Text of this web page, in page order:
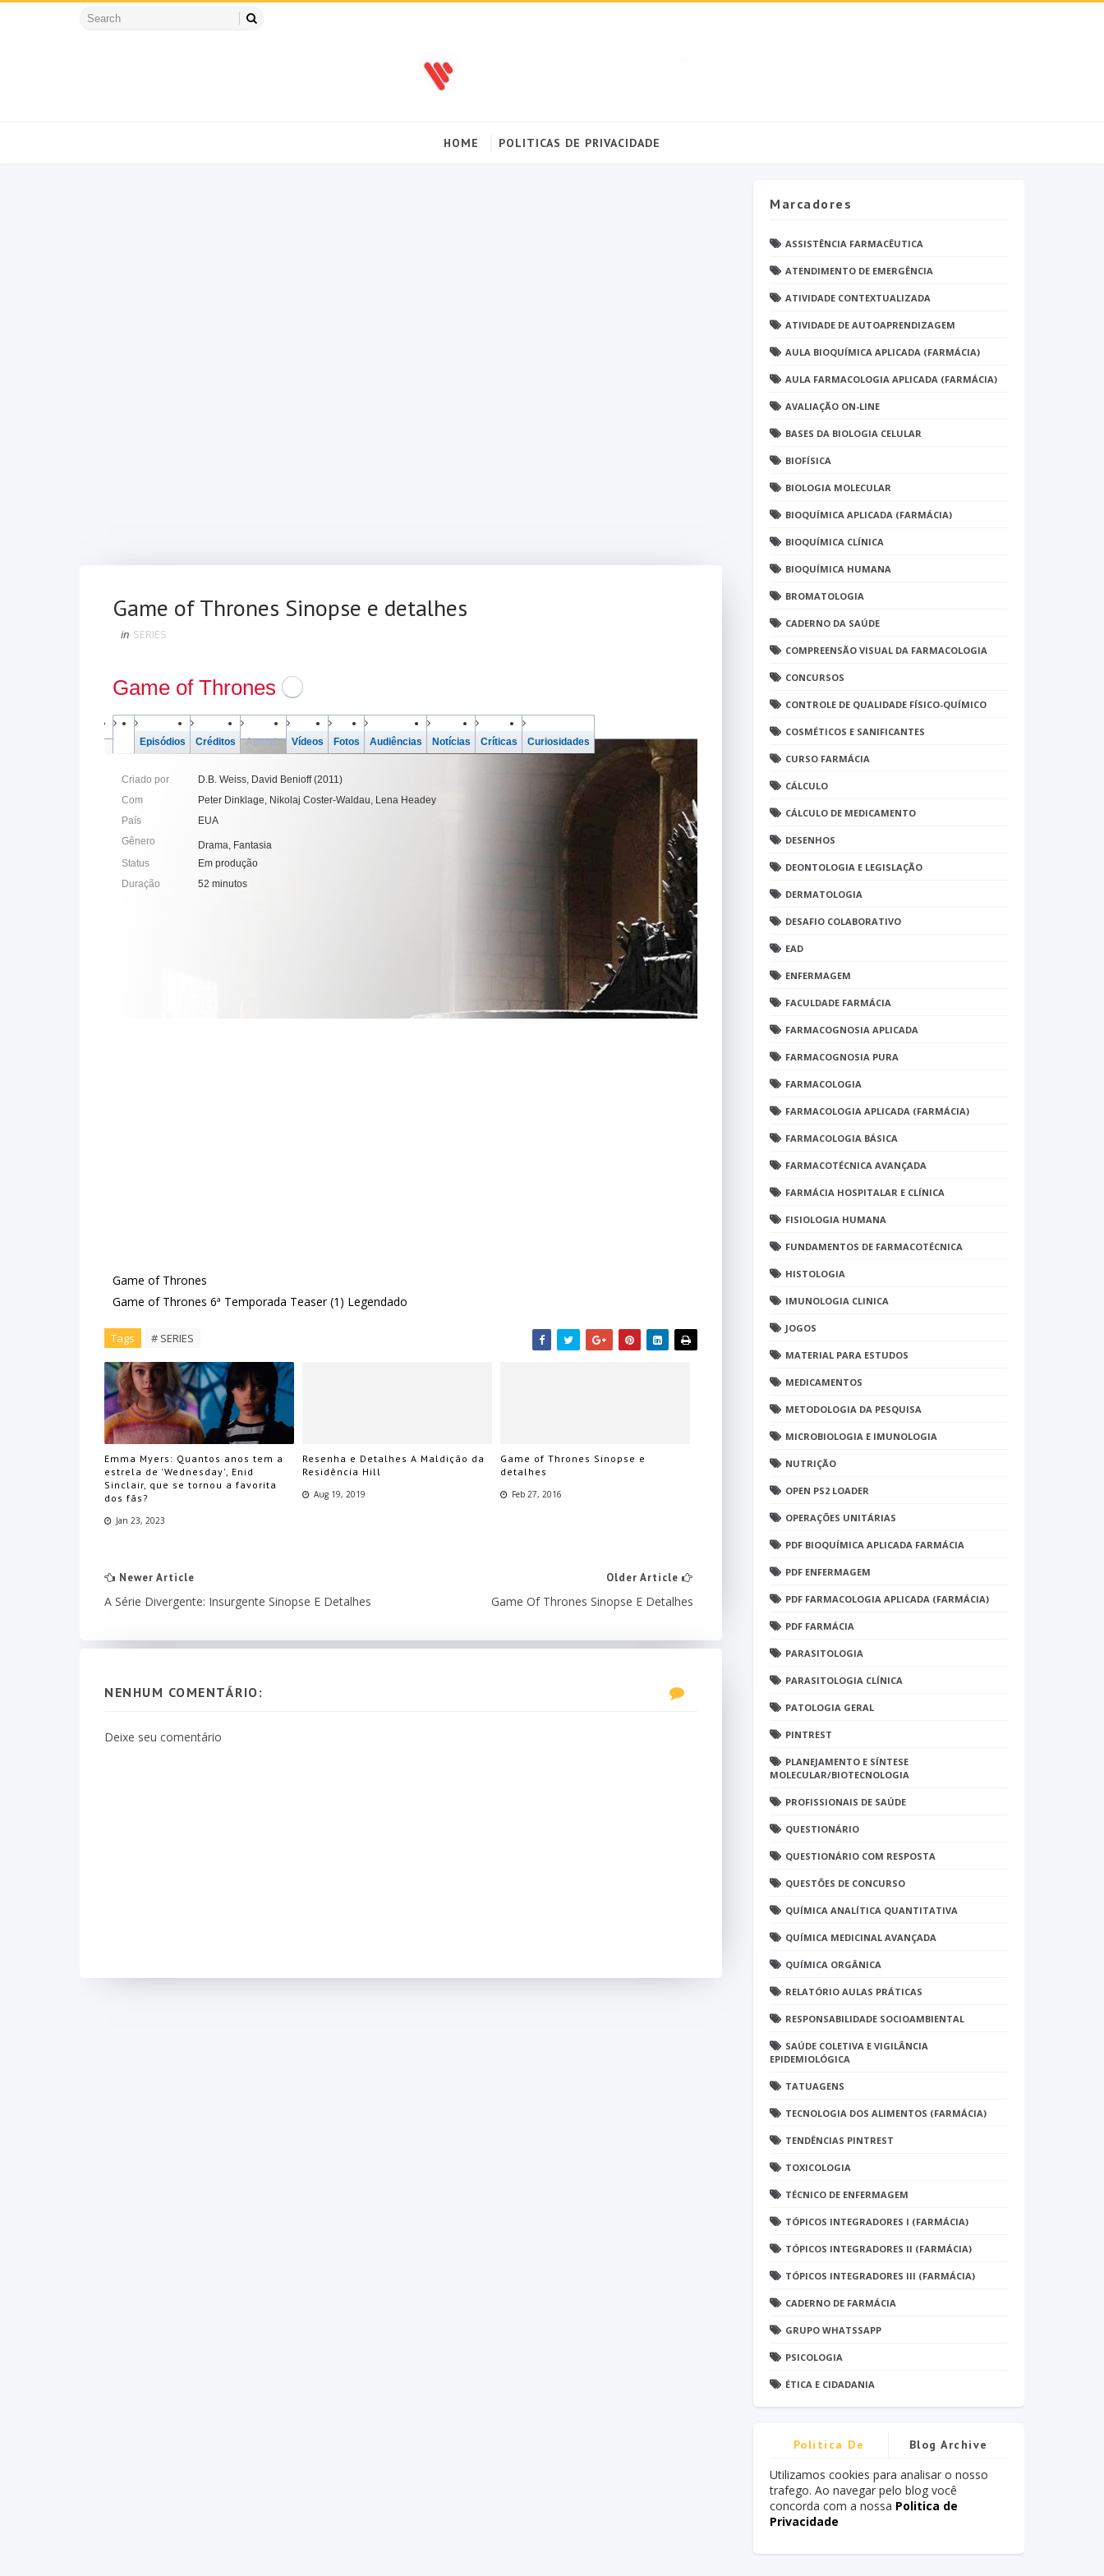
HOME POLITICAS DE PRIVACIDADE
Game of Thrones Sinopse e detalhes
in SERIES
Game of Thrones
Episódios Créditos Agenda Vídeos Fotos Audiências Notícias Críticas Curiosidades
Criado por D.B. Weiss, David Benioff(2011)
Com
Peter Dinklage, Nikolaj Coster-Waldau, Lena Headey
País
EUA
Gênero
Drama, Fantasia
Status
Em produção
Duração
52 minutos
Game of Thrones
Game of Thrones 6ª Temporada Teaser (1) Legendado
Tags # SERIES
Emma Myers: Quantos anos tem a
estrela de 'Wednesday', Enid
Sinclair, que se tornou a favorita
dos fãs?
Jan 23, 2023
Resenha e Detalhes A Maldição da
Residência Hill
Aug 19, 2019
Game of Thrones Sinopse e
detalhes
Feb 27, 2016
Newer Article
A Série Divergente: Insurgente Sinopse E Detalhes
Older Article
Game Of Thrones Sinopse E Detalhes
NENHUM COMENTÁRIO:
Deixe seu comentário
Marcadores
ASSISTÊNCIA FARMACÊUTICA
ATENDIMENTO DE EMERGÊNCIA
ATIVIDADE CONTEXTUALIZADA
ATIVIDADE DE AUTOAPRENDIZAGEM
AULA BIOQUÍMICA APLICADA (FARMÁCIA)
AULA FARMACOLOGIA APLICADA (FARMÁCIA)
AVALIAÇÃO ON-LINE
BASES DA BIOLOGIA CELULAR
BIOFÍSICA
BIOLOGIA MOLECULAR
BIOQUÍMICA APLICADA (FARMÁCIA)
BIOQUÍMICA CLÍNICA
BIOQUÍMICA HUMANA
BROMATOLOGIA
CADERNO DA SAÚDE
COMPREENSÃO VISUAL DA FARMACOLOGIA
CONCURSOS
CONTROLE DE QUALIDADE FÍSICO-QUÍMICO
COSMÉTICOS E SANIFICANTES
CURSO FARMÁCIA
CÁLCULO
CÁLCULO DE MEDICAMENTO
DESENHOS
DEONTOLOGIA E LEGISLAÇÃO
DERMATOLOGIA
DESAFIO COLABORATIVO
EAD
ENFERMAGEM
FACULDADE FARMÁCIA
FARMACOGNOSIA APLICADA
FARMACOGNOSIA PURA
FARMACOLOGIA
FARMACOLOGIA APLICADA (FARMÁCIA)
FARMACOLOGIA BÁSICA
FARMACOTÉCNICA AVANÇADA
FARMÁCIA HOSPITALAR E CLÍNICA
FISIOLOGIA HUMANA
FUNDAMENTOS DE FARMACOTÉCNICA
HISTOLOGIA
IMUNOLOGIA CLINICA
JOGOS
MATERIAL PARA ESTUDOS
MEDICAMENTOS
METODOLOGIA DA PESQUISA
MICROBIOLOGIA E IMUNOLOGIA
NUTRIÇÃO
OPEN PS2 LOADER
OPERAÇÕES UNITÁRIAS
PDF BIOQUÍMICA APLICADA FARMÁCIA
PDF ENFERMAGEM
PDF FARMACOLOGIA APLICADA (FARMÁCIA)
PDF FARMÁCIA
PARASITOLOGIA
PARASITOLOGIA CLÍNICA
PATOLOGIA GERAL
PINTREST
PLANEJAMENTO E SÍNTESE
MOLECULAR/BIOTECNOLOGIA
PROFISSIONAIS DE SAÚDE
QUESTIONÁRIO
QUESTIONÁRIO COM RESPOSTA
QUESTÕES DE CONCURSO
QUÍMICA ANALÍTICA QUANTITATIVA
QUÍMICA MEDICINAL AVANÇADA
QUÍMICA ORGÂNICA
RELATÓRIO AULAS PRÁTICAS
RESPONSABILIDADE SOCIOAMBIENTAL
SAÚDE COLETIVA E VIGILÂNCIA
EPIDEMIOLÓGICA
TATUAGENS
TECNOLOGIA DOS ALIMENTOS (FARMÁCIA)
TENDÊNCIAS PINTREST
TOXICOLOGIA
TÉCNICO DE ENFERMAGEM
TÓPICOS INTEGRADORES I (FARMÁCIA)
TÓPICOS INTEGRADORES II (FARMÁCIA)
TÓPICOS INTEGRADORES III (FARMÁCIA)
CADERNO DE FARMÁCIA
GRUPO WHATSSAPP
PSICOLOGIA
ÉTICA E CIDADANIA
Politica De
Privacidade
Blog Archive
Utilizamos cookies para analisar o nosso
trafego. Ao navegar pelo blog você
concorda com a nossa Politica de
Privacidade